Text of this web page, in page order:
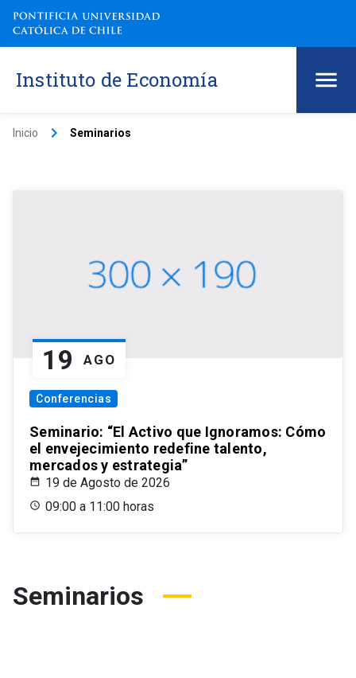
Instituto de Economía
Inicio keyboard_arrow_right Seminarios
19 AGO
Conferencias
Seminario: “El Activo que Ignoramos: Cómo
el envejecimiento redefine talento,
mercados y estrategia”
19 de Agosto de 2026
09:00 a 11:00 horas
Seminarios